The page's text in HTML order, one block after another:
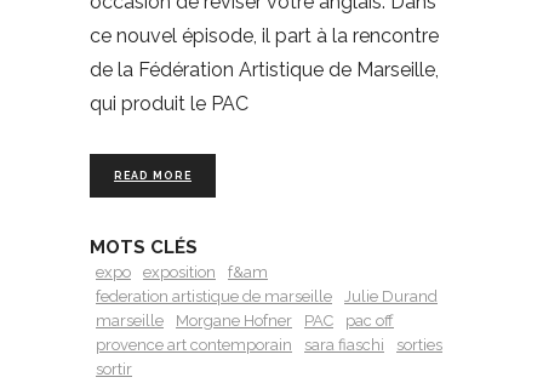
ce nouvel épisode, il part à la rencontre
de la Fédération Artistique de Marseille,
qui produit le PAC
READ MORE
MOTS CLÉS
expo exposition
f&am
federation artistique de marseille
Julie Durand
marseille
Morgane Hofner PAC
pac off
provence art contemporain
sara fiaschi
sorties
sortir